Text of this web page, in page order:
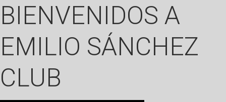
BIENVENIDOS A
EMILIO SÁNCHEZ
CLUB